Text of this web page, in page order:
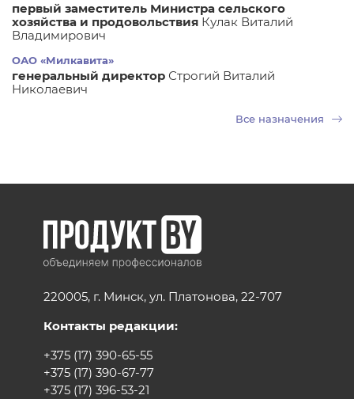
первый заместитель Министра сельского
хозяйства и продовольствия Кулак Виталий
Владимирович
ОАО «Милкавита»
генеральный директор Строгий Виталий
Николаевич
Все назначения
220005, г. Минск, ул. Платонова, 22-707
Контакты редакции:
+375 (17) 390-65-55
+375 (17) 390-67-77
+375 (17) 396-53-21